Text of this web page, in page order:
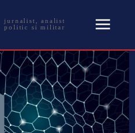
jurnalist, analist
politic si militar